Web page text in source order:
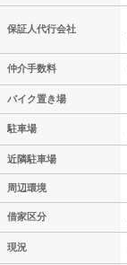
保証人代行会社
仲介手数料
バイク置き場
駐車場
近隣駐車場
周辺環境
借家区分
現況